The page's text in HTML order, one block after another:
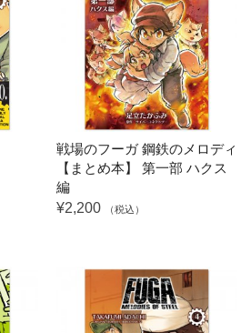
戦場のフーガ 鋼鉄のメロディ
【まとめ本】 第一部 ハクス
編
¥2,200
（税込）